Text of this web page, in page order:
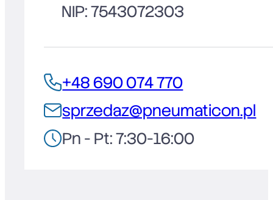
NIP: 7543072303
+48 690 074 770
sprzedaz@pneumaticon.pl
Pn - Pt: 7:30-16:00